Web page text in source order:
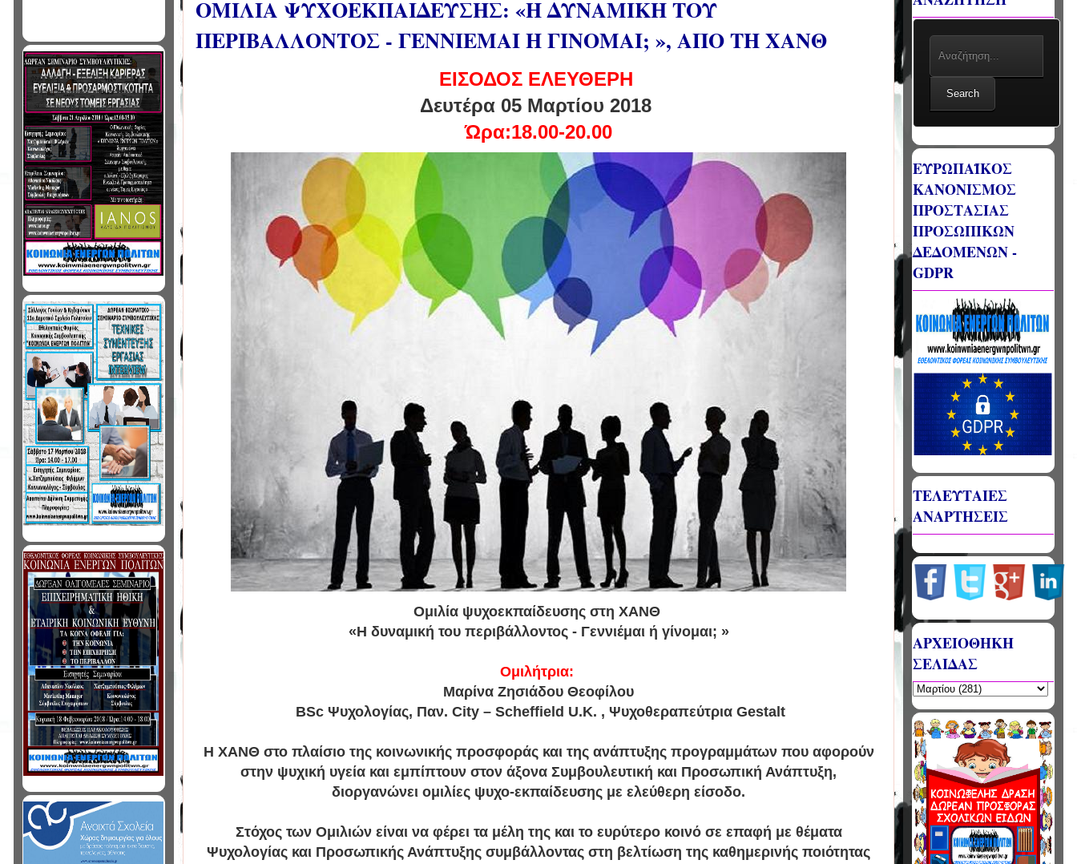
ΟΜΙΛΙΑ ΨΥΧΟΕΚΠΑΙΔΕΥΣΗΣ: «Η ΔΥΝΑΜΙΚΗ ΤΟΥ
ΠΕΡΙΒΑΛΛΟΝΤΟΣ - ΓΕΝΝΙΕΜΑΙ Η ΓΙΝΟΜΑΙ; », ΑΠΟ ΤΗ ΧΑΝΘ
ΕΙΣΟΔΟΣ ΕΛΕΥΘΕΡΗ
Δευτέρα 05 Μαρτίου 2018
Ώρα:18.00-20.00
Ομιλία ψυχοεκπαίδευσης στη ΧΑΝΘ
«Η δυναμική του περιβάλλοντος - Γεννιέμαι ή γίνομαι; »
Ομιλήτρια:
Μαρίνα Ζησιάδου Θεοφίλου
BSc Ψυχολογίας, Παν. City – Scheffield U.K. , Ψυχοθεραπεύτρια Gestalt
Η ΧΑΝΘ στο πλαίσιο της κοινωνικής προσφοράς και της ανάπτυξης προγραμμάτων που αφορούν
στην ψυχική υγεία και εμπίπτουν στον άξονα Συμβουλευτική και Προσωπική Ανάπτυξη,
διοργανώνει ομιλίες ψυχο-εκπαίδευσης με ελεύθερη είσοδο.
Στόχος των Ομιλιών είναι να φέρει τα μέλη της και το ευρύτερο κοινό σε επαφή με θέματα
Ψυχολογίας και Προσωπικής Ανάπτυξης συμβάλλοντας στη βελτίωση της καθημερινής ποιότητας
Search
ΕΥΡΩΠΑΪΚΟΣ
ΚΑΝΟΝΙΣΜΟΣ
ΠΡΟΣΤΑΣΙΑΣ
ΠΡΟΣΩΠΙΚΩΝ
ΔΕΔΟΜΕΝΩΝ -
GDPR
ΤΕΛΕΥΤΑΙΕΣ
ΑΝΑΡΤΗΣΕΙΣ
ΑΡΧΕΙΟΘΗΚΗ
ΣΕΛΙΔΑΣ